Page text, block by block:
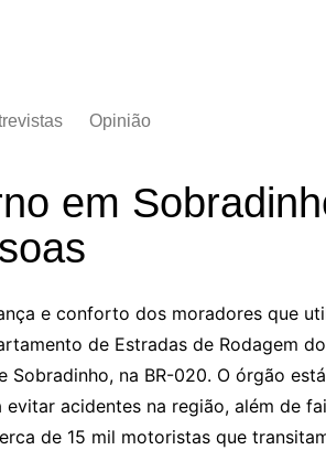
Opinião
em
e conforto dos moradores que
de Estradas de Rodagem
Sobradinho, na BR-020. O órgão
evitar acidentes na região, além de
de 15 mil motoristas que